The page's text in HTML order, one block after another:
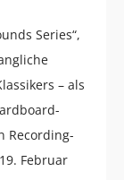
Series“,
– als
Recording-
Februar